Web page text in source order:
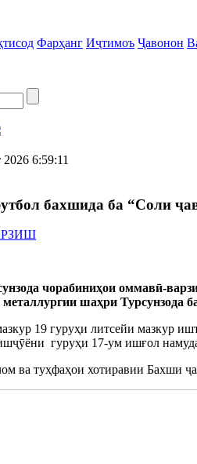
Фарҳанг Иҷтимоъ Ҷавонон
2026 6:59:11
бахшида ба “Соли
чорабиниҳои оммавӣ-
шаҳри Турсунзода
19 гуруҳи литсейи мазкур
гуруҳи 17-ум ишғол
ва туҳфаҳои хотиравии Бахши